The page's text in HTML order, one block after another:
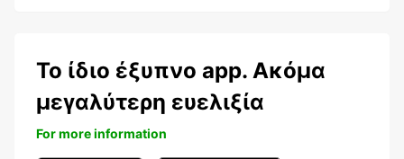
Το ίδιο έξυπνο app. Ακόμα
μεγαλύτερη ευελιξία
For more information